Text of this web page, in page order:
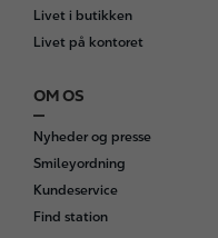
Livet i butikken
Livet på kontoret
OM OS
Nyheder og presse
Smileyordning
Kundeservice
Find station